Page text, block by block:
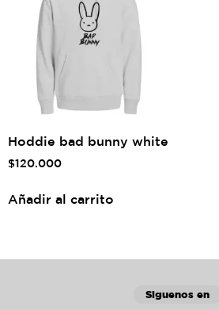
Hoddie bad bunny white
$120.000
Añadir al carrito
Siguenos en